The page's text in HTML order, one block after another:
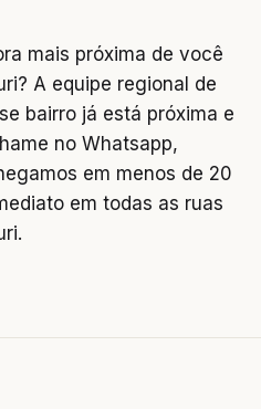
mais próxima de você
A equipe regional de
bairro já está próxima e
no Whatsapp,
em menos de 20
em todas as ruas